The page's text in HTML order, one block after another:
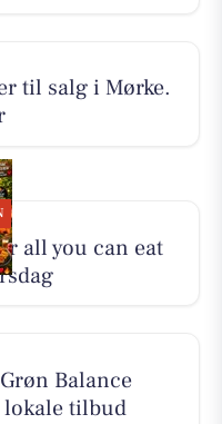
til salg i Mørke.
all you can eat
Balance
lokale tilbud